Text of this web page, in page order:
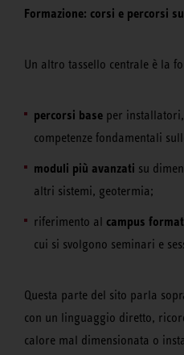
Formazione: corsi e percorsi
Un altro tassello centrale è la
percorsi base per
competenze fondamentali
moduli più avanzati su
altri sistemi, geotermia;
riferimento al campus
cui si svolgono seminari e
Questa parte del sito parla
con un linguaggio diretto,
calore mal dimensionata o